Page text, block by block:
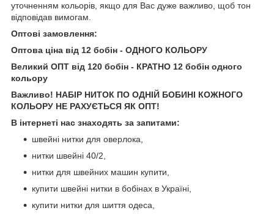
уточненням кольорів, якщо для Вас дуже важливо, щоб тон
відповідав вимогам.
Оптові замовлення:
Оптова ціна від 12 бобін - ОДНОГО КОЛЬОРУ
Великий ОПТ від 120 бобін - КРАТНО 12 бобін одного
кольору
Важливо! НАБІР НИТОК ПО ОДНІЙ БОБИНІ КОЖНОГО
КОЛЬОРУ НЕ РАХУЄТЬСЯ ЯК ОПТ!
В інтернеті нас знаходять за запитами:
швейні нитки для оверлока,
нитки швейні 40/2,
нитки для швейних машин купити,
купити швейні нитки в бобінах в Україні,
купити нитки для шиття одеса,